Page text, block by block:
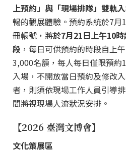
上預約」與「現場排隊」雙軌
暢的觀展體驗。預約系統於7
冊帳號，將於7月21日上午10
段 ，每日可供預約的時段自上
3,000名額，每人每日僅限預約
入場，不開放當日預約及修改
者，則須依現場工作人員引導
間將視現場人流狀況安排。
【2026 臺灣文博會】
文化策展區